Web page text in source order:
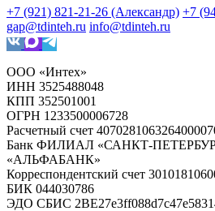
+7 (921) 821-21-26 (Александр) +7
gap@tdinteh.ru info@tdinteh.ru
ООО «Интех»
ИНН 3525488048
КПП 352501001
ОГРН 1233500006728
Расчетный счет
Банк ФИЛИАЛ «САНКТ-
«АЛЬФАБАНК»
Корреспондентский счет
БИК 044030786
ЭДО СБИС